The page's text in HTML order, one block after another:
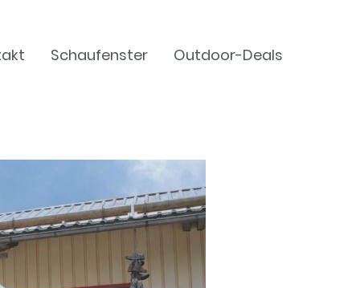
Schaufenster Outdoor-Deals